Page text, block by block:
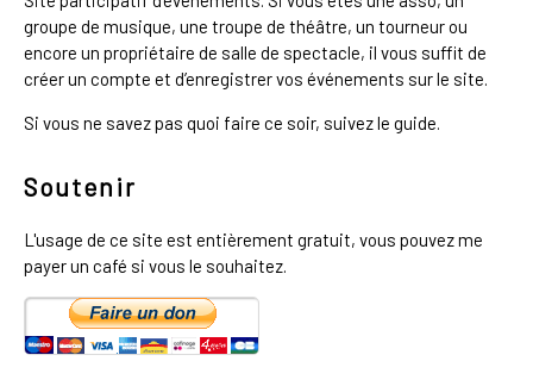
groupe de musique, une troupe de théâtre, un tourneur ou
encore un propriétaire de salle de spectacle, il vous suffit de
créer un compte et d’enregistrer vos événements sur le site.
Si vous ne savez pas quoi faire ce soir, suivez le guide.
Soutenir
L'usage de ce site est entièrement gratuit, vous pouvez me
payer un café si vous le souhaitez.